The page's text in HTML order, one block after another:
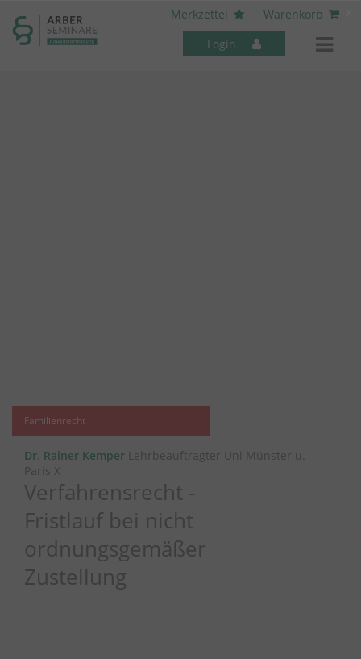
Merkzettel
Warenkorb
Login
Familienrecht
Dr. Rainer Kemper Lehrbeauftragter Uni Münster u.
Paris X
Verfahrensrecht -
Fristlauf bei nicht
ordnungsgemäßer
Zustellung